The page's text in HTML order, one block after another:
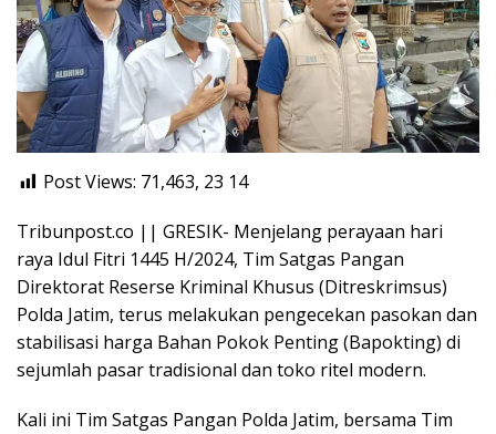
Post Views: 71,463, 23 14
Tribunpost.co || GRESIK- Menjelang perayaan hari
raya Idul Fitri 1445 H/2024, Tim Satgas Pangan
Direktorat Reserse Kriminal Khusus (Ditreskrimsus)
Polda Jatim, terus melakukan pengecekan pasokan dan
stabilisasi harga Bahan Pokok Penting (Bapokting) di
sejumlah pasar tradisional dan toko ritel modern.
Kali ini Tim Satgas Pangan Polda Jatim, bersama Tim